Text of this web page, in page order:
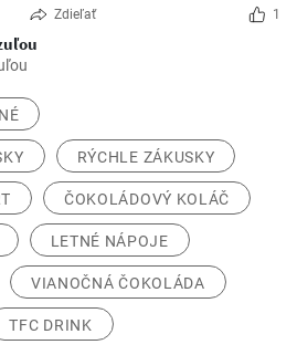
Zdieľať 1
RÝCHLE ZÁKUSKY
ČOKOLÁDOVÝ KOLÁČ
LETNÉ NÁPOJE
VIANOČNÁ ČOKOLÁDA
TFC DRINK